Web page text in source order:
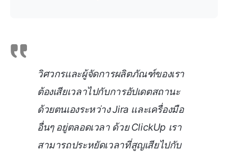
วิศวกรและผู้จัดการผลิตภัณฑ์ของเรา
ต้องเสียเวลาไปกับการอัปเดตสถานะ
ด้วยตนเองระหว่าง Jira และเครื่องมือ
อื่นๆ อยู่ตลอดเวลา ด้วย ClickUp เรา
สามารถประหยัดเวลาที่สูญเสียไปกับ